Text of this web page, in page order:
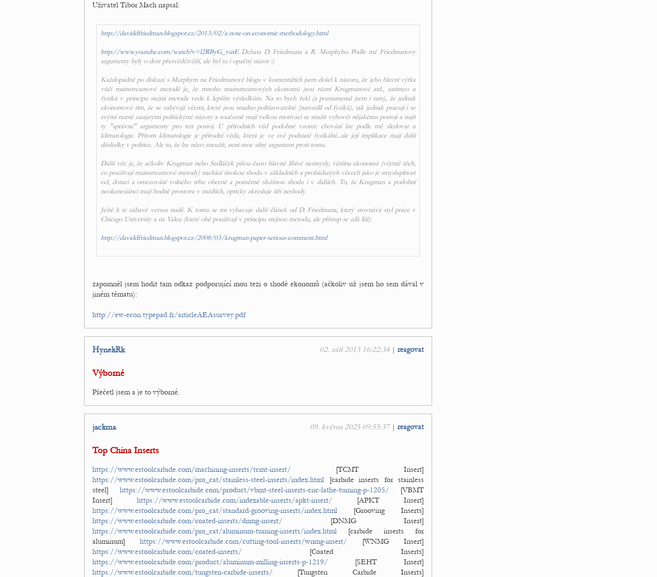
Uživatel Tibor Mach napsal:
http://daviddfriedman.blogspot.cz/2013/02/a-note-on-economic-methodology.html
http://www.youtube.com/watch?v=l2RByG_vutEDebata D. Friedmana a R. Murphyho. Podle mě Friedmanovy
argumenty byly o dost přesvědčivější, ale byl tu i opačný názor :)
Každopádně po diskuzi s Murphym na Friedmanově blogu v komentářích jsem došel k názoru, že jeho hlavní výtka
vůči mainstreamové metodě je, že mnoho mainstreamových ekonomů jsou různí Krugmanové atd., zatímco u
fyziků v principu stejná metoda vede k lepším výsledkům. Na to bych řekl (a poznamenal jsem i tam), že jednak
ekonomové tím, že se zabývají věcmi, které jsou snadno politizovatelné (narozdíl od fyziků), tak jednak pracují i se
svými nutně zaujatými politickými názory a současně mají velkou motivaci se snažit vyhovět nějakému postoji a najít
ty "správné" argumenty pro ten postoj. U přírodních věd podobné vzorce chování lze podle mě sledovat u
klimatologie. Přitom klimatologie je přírodní věda, která je ve své podstatě fyzikální...ale její implikace mají další
důsledky v politice. Ale to, že lze něco zneužít, není moc silný argument proti tomu.
Další věc je, že ačkoliv Krugman nebo Sedláček píšou často hlavně líbivé nesmysly, většina ekonomů (včetně těch,
co používají mainstreamové metody) nachází širokou shodu v základních a probádaných věcech jako je smysluplnost
cel, dotací a omezování volného trhu obecně a poměrně sluššnou shodu i v dalších. To, že Krugman a podobní
neokenesiánci mají hodně prostoru v médiích, opticky zkresluje šíři neshody.
Ještě k té zábavě versus nudě. K tomu se mi vybavuje další článek od D. Friedmana, který srovnává styl práce v
Chicago University a na Yaleu (které obě používají v principu stejnou metodu, ale přístup se zdá liší):
http://daviddfriedman.blogspot.cz/2008/03/krugman-paper-serious-comment.html
zapomněl jsem hodit tam odkaz podporující mou tezi o shodě ekonomů (ačkoliv už jsem ho sem dával v
jiném tématu):
http://ew-econ.typepad.fr/articleAEAsurvey.pdf
02. září 2013 16:22:34 | reagovat
HynekRk
Výborné
Přečetl jsem a je to výborné.
09. května 2025 09:55:37| reagovat
jackma
Top China Inserts
https://www.estoolcarbide.com/machining-inserts/tcmt-insert/ [TCMT Insert]
https://www.estoolcarbide.com/pro_cat/stainless-steel-inserts/index.html [carbide inserts for stainless
steel] https://www.estoolcarbide.com/product/vbmt-steel-inserts-cnc-lathe-turning-p-1205/ [VBMT
Insert] https://www.estoolcarbide.com/indexable-inserts/apkt-insert/ [APKT Insert]
https://www.estoolcarbide.com/pro_cat/standard-grooving-inserts/index.html [Grooving Inserts]
https://www.estoolcarbide.com/coated-inserts/dnmg-insert/ [DNMG Insert]
https://www.estoolcarbide.com/pro_cat/aluminum-turning-inserts/index.html [carbide inserts for
aluminum]https://www.estoolcarbide.com/cutting-tool-inserts/wnmg-insert/ [WNMG Insert]
https://www.estoolcarbide.com/coated-inserts/ [Coated Inserts]
https://www.estoolcarbide.com/product/aluminum-milling-inserts-p-1219/ [SEHT Insert]
https://www.estoolcarbide.com/tungsten-carbide-inserts/ [Tungsten Carbide Inserts]